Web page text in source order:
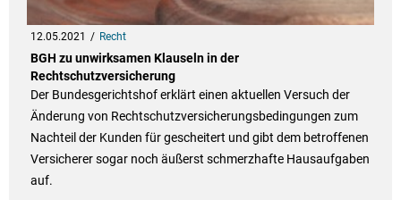
12.05.2021 Recht
BGH zu unwirksamen Klauseln in der
Rechtschutzversicherung
Der Bundesgerichtshof erklärt einen aktuellen Versuch der
Änderung von Rechtschutzversicherungsbedingungen zum
Nachteil der Kunden für gescheitert und gibt dem betroffenen
Versicherer sogar noch äußerst schmerzhafte Hausaufgaben
auf.